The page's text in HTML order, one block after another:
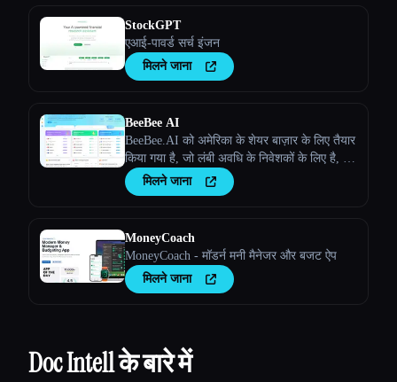
StockGPT
एआई-पावर्ड सर्च इंजन
मिलने जाना
BeeBee AI
BeeBee.AI को अमेरिका के शेयर बाज़ार के लिए तैयार
किया गया है, जो लंबी अवधि के निवेशकों के लिए है, जो
मुख्य रूप से फ़ंडामेंटल विश्लेषण पर ध्यान देते हैं, और
जो डेटा और जानकारी को महत्व देते हैं।
मिलने जाना
MoneyCoach
MoneyCoach - मॉडर्न मनी मैनेजर और बजट ऐप
मिलने जाना
Doc Intell के बारे में